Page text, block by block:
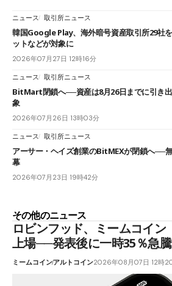
ニュース 取引所ニュース
韓国Google Play、海外暗号資産取引所29社
ットなどが対象に
2026年07月27日 12時16分
ニュース 取引所ニュース
BitMart閉鎖へ──資産は8月26日までに引き
象
2026年07月26日 13時03分
ニュース 取引所ニュース
アーサー・ヘイズ創業のBitMEXが閉鎖へ──
幕
2026年07月23日 19時42分
その他のニュース
ロビンフッド、ミームコイン
上場──発表後に一時35％急騰
ミームコインアルトコイン2026年08月07日 12時